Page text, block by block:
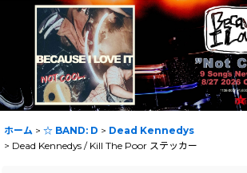
ホーム > ☆ BAND: D > Dead Kennedys
> Dead Kennedys / Kill The Poor ステッカー